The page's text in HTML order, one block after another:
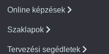
Online képzések
Szaklapok
Tervezési segédletek